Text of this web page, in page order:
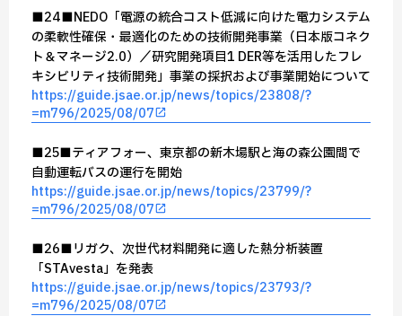
■24■NEDO「電源の統合コスト低減に向けた電力システム
の柔軟性確保・最適化のための技術開発事業（日本版コネク
ト＆マネージ2.0）／研究開発項目1 DER等を活用したフレ
キシビリティ技術開発」事業の採択および事業開始について
https://guide.jsae.or.jp/news/topics/23808/?
=m796/2025/08/07
■25■ティアフォー、東京都の新木場駅と海の森公園間で
自動運転バスの運行を開始
https://guide.jsae.or.jp/news/topics/23799/?
=m796/2025/08/07
■26■リガク、次世代材料開発に適した熱分析装置
「STAvesta」を発表
https://guide.jsae.or.jp/news/topics/23793/?
=m796/2025/08/07